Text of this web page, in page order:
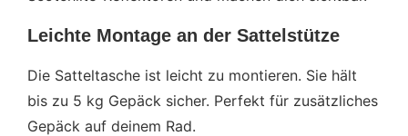
Leichte Montage an der Sattelstütze
Die Satteltasche ist leicht zu montieren. Sie hält
bis zu 5 kg Gepäck sicher. Perfekt für zusätzliches
Gepäck auf deinem Rad.